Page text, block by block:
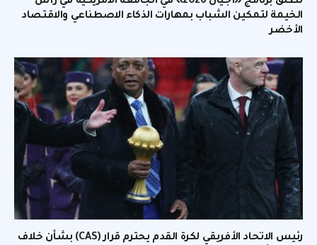
الخيمة لتمكين الشباب بمهارات الذكاء الاصطناعي والاقتصاد
الأخضر
رئيس الاتحاد الأفريقي لكرة القدم يحترم قرار (CAS) بشأن خلاف